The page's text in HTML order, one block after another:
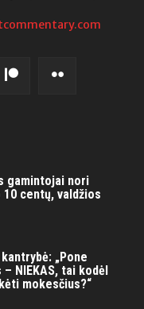
gamintojai nori
centų, valdžios
„Pone
NIEKAS, tai kodėl
mokesčius?“